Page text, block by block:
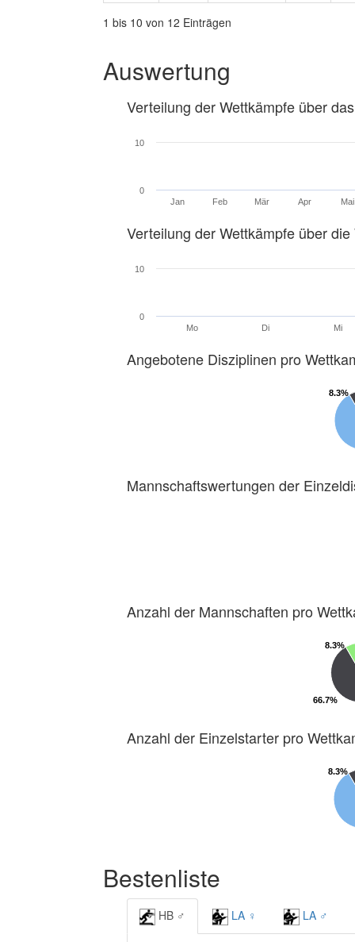
1 bis 10 von 12 Einträgen
Auswertung
Verteilung der Wettkämpfe über
Jan Feb Mär Apr Mai
0
10
Verteilung der Wettkämpfe über die
Mo Di Mi
0
10
Angebotene Disziplinen pro
8.3%
8.3%
Mannschaftswertungen der
Anzahl der Mannschaften pro
66.7%
66.7%
8.3%
8.3%
Anzahl der Einzelstarter pro
8.3%
8.3%
Bestenliste
HB ♂ LA ♀ LA ♂